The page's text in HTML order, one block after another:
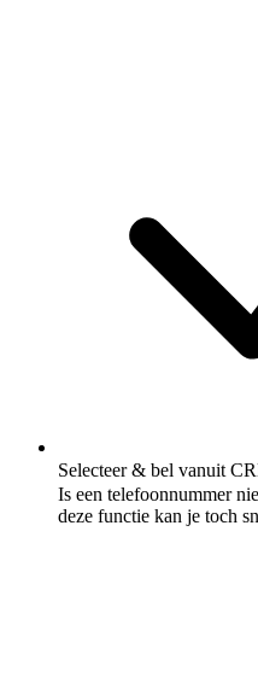
Selecteer & bel vanuit
Is een telefoonnummer
deze functie kan je toch